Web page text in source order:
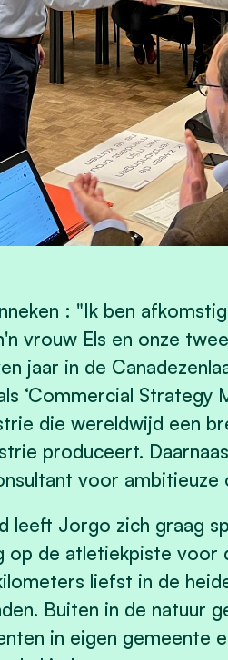
: "Ik ben
vrouw Els en onze
jaar in de
‘Commercial Strategy
die wereldwijd een
produceert.
voor
leeft Jorgo zich graag
op de atletiekpiste voor
liefst in de
Buiten in de natuur
in eigen gemeente